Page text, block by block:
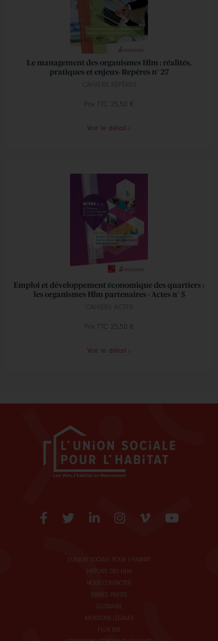
Le management des organismes Hlm : réalités,
pratiques et enjeux- Repères n° 27
Prix TTC 25,50 €
Voir le détail
Emploi et développement économique des quartiers :
les organismes Hlm partenaires - Actes n° 5
Prix TTC 25,50 €
Voir le détail
Facebook
TwitterLinkedInInstagram
VimeoYoutube
L'UNION SOCIALE POUR L'HABITAT
HISTOIRE DES HLM
NOUS CONTACTER
ESPACE PRESSE
GLOSSAIRE
MENTIONS LÉGALES
FLUX RSS